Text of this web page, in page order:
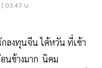
03:47 น.
กลงทุนจีน ไต้หวัน ที่เข้า
นข้างมาก นิคม